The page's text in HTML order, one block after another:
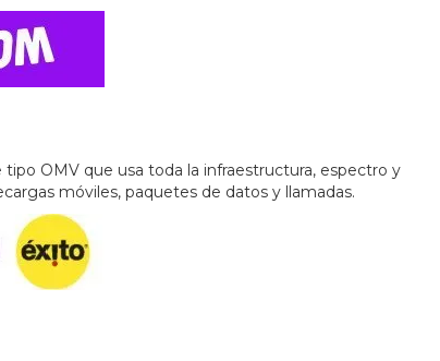
OMV que usa toda la infraestructura, espectro y
móviles, paquetes de datos y llamadas.